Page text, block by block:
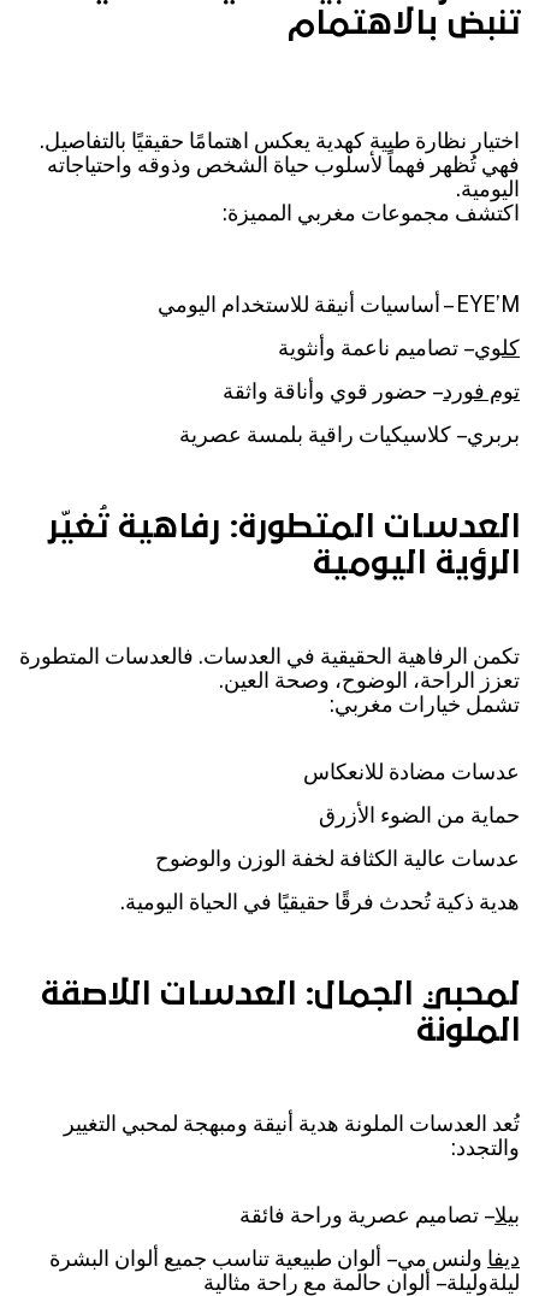
تنبض بالاهتمام
اختيار نظارة طبية كهدية يعكس اهتمامًا حقيقيًا بالتفاصيل.
فهي تُظهر فهماً لأسلوب حياة الشخص وذوقه واحتياجاته
اليومية.
اكتشف مجموعات مغربي المميزة:
EYE’M – أساسيات أنيقة للاستخدام اليومي
كلوي– تصاميم ناعمة وأنثوية
توم فورد– حضور قوي وأناقة واثقة
بربري – كلاسيكيات راقية بلمسة عصرية
العدسات المتطورة: رفاهية تُغيّر
الرؤية اليومية
تكمن الرفاهية الحقيقية في العدسات. فالعدسات المتطورة
تعزز الراحة، الوضوح، وصحة العين.
تشمل خيارات مغربي:
عدسات مضادة للانعكاس
حماية من الضوء الأزرق
عدسات عالية الكثافة لخفة الوزن والوضوح
هدية ذكية تُحدث فرقًا حقيقيًا في الحياة اليومية.
لمحبي الجمال: العدسات اللاصقة
الملونة
تُعد العدسات الملونة هدية أنيقة ومبهجة لمحبي التغيير
والتجدد:
بيلا– تصاميم عصرية وراحة فائقة
ديفا ولنس مي – ألوان طبيعية تناسب جميع ألوان البشرة
ليلةوليلة – ألوان حالمة مع راحة مثالية